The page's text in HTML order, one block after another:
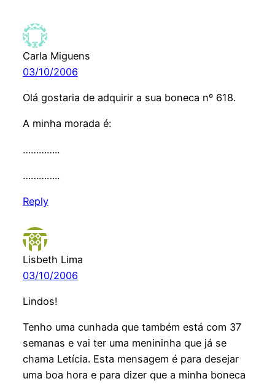
Carla Miguens
03/10/2006
Olá gostaria de adquirir a sua boneca nº 618.
A minha morada é:
…………..
…………..
Reply
Lisbeth Lima
03/10/2006
Lindos!
Tenho uma cunhada que também está com 37
semanas e vai ter uma menininha que já se
chama Letícia. Esta mensagem é para desejar
uma boa hora e para dizer que a minha boneca